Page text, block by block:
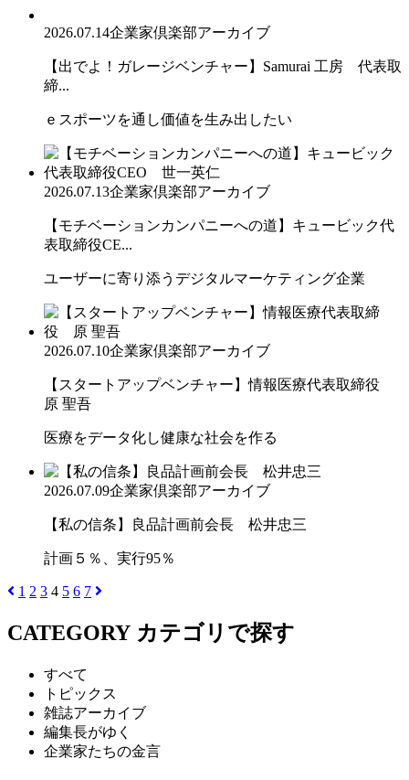
2026.07.14企業家倶楽部アーカイブ
【出でよ！ガレージベンチャー】Samurai 工房 代表取
締...
ｅスポーツを通し価値を生み出したい
2026.07.13企業家倶楽部アーカイブ
【モチベーションカンパニーへの道】キュービック代
表取締役CE...
ユーザーに寄り添うデジタルマーケティング企業
2026.07.10企業家倶楽部アーカイブ
【スタートアップベンチャー】情報医療代表取締役
原 聖吾
医療をデータ化し健康な社会を作る
2026.07.09企業家倶楽部アーカイブ
【私の信条】良品計画前会長 松井忠三
計画５％、実行95％
1 2 3 4 5 6 7
CATEGORY カテゴリで探す
すべて
トピックス
雑誌アーカイブ
編集長がゆく
企業家たちの金言